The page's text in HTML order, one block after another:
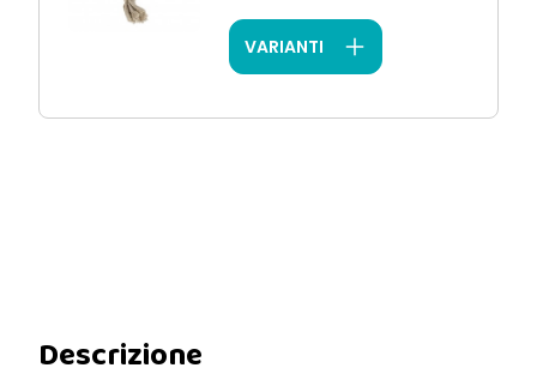
VARIANTI
Descrizione